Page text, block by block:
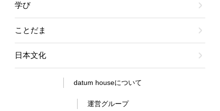
学び
ことだま
日本文化
datum houseについて
運営グループ